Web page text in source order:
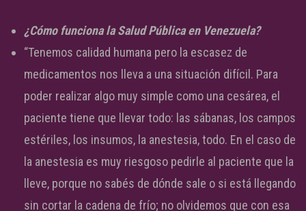
¿Cómo funciona la Salud Pública en Venezuela?
“Tenemos calidad humana pero la escasez de
medicamentos nos lleva a una situación difícil. Para
poder realizar algo muy simple como una cesárea, el
paciente tiene que llevar todo: las sábanas, los campos
estériles, los insumos, la anestesia, todo. En el caso de
la anestesia es muy riesgoso pedirle al paciente que la
lleve, porque no sabés de dónde sale o si está llegando
sin cortar la cadena de frío; no olvidemos que con esa